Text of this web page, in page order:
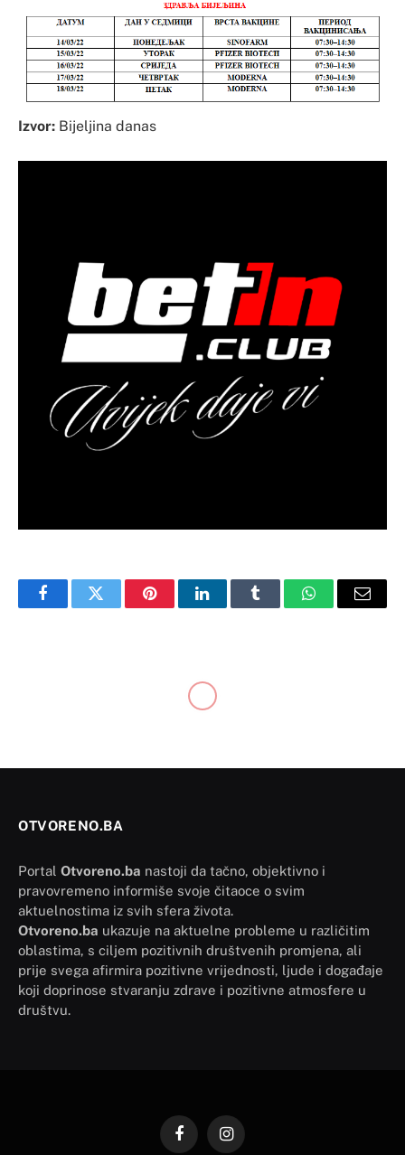
Izvor: Bijeljina danas
FacebookTwitter PinterestLinkedInTumblr WhatsAppEmail
OTVORENO.BA
Portal Otvoreno.ba nastoji da tačno, objektivno i
pravovremeno informiše svoje čitaoce o svim
aktuelnostima iz svih sfera života.
Otvoreno.ba ukazuje na aktuelne probleme u različitim
oblastima, s ciljem pozitivnih društvenih promjena, ali
prije svega afirmira pozitivne vrijednosti, ljude i događaje
koji doprinose stvaranju zdrave i pozitivne atmosfere u
društvu.
FacebookInstagram